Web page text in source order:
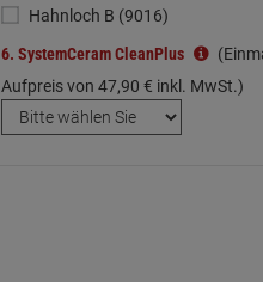
Hahnloch B (9016)
6. SystemCeram CleanPlus
Aufpreis von 47,90 € inkl. MwSt.)